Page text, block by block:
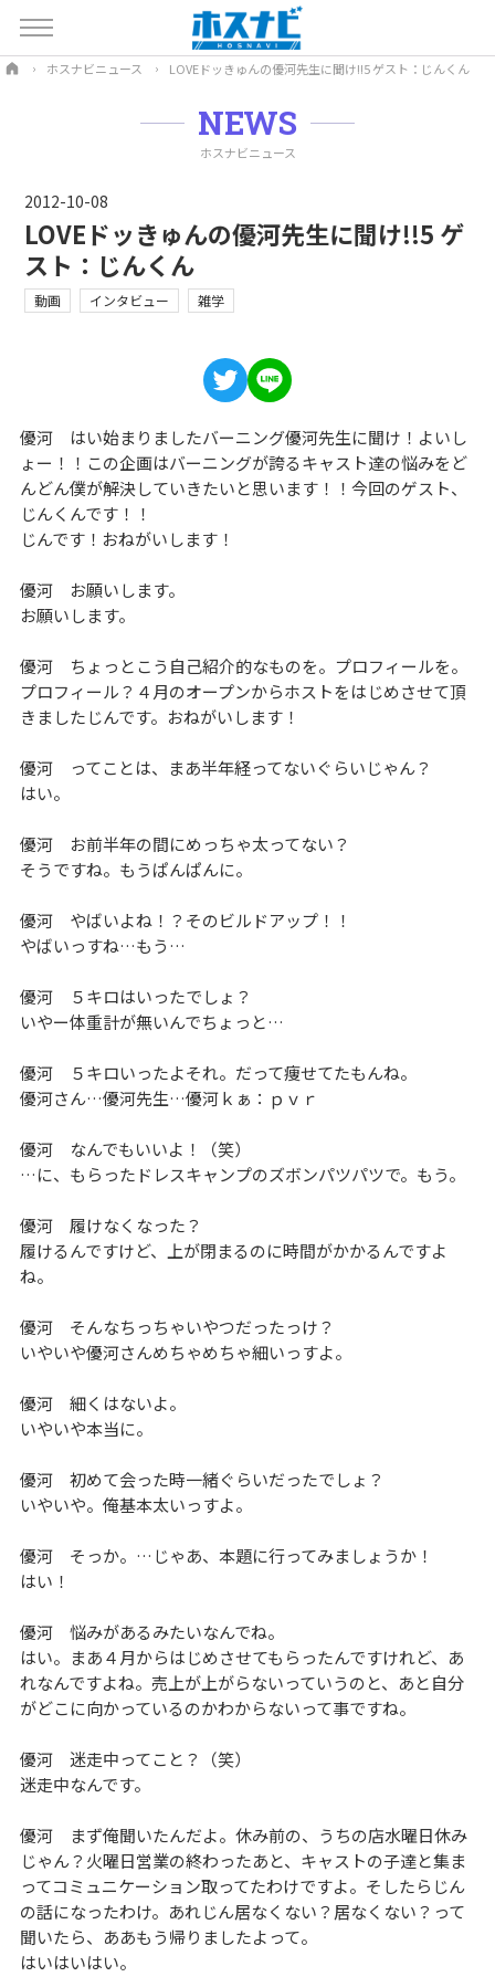
ホスナビニュース LOVEドッきゅんの優河先生に聞け!!5 ゲスト：じんくん
NEWS
ホスナビニュース
2012-10-08
LOVEドッきゅんの優河先生に聞け!!5 ゲ
スト：じんくん
動画 インタビュー 雑学
優河 はい始まりましたバーニング優河先生に聞け！よいし
ょー！！この企画はバーニングが誇るキャスト達の悩みをど
んどん僕が解決していきたいと思います！！今回のゲスト、
じんくんです！！
じんです！おねがいします！
優河 お願いします。
お願いします。
優河 ちょっとこう自己紹介的なものを。プロフィールを。
プロフィール？４月のオープンからホストをはじめさせて頂
きましたじんです。おねがいします！
優河 ってことは、まあ半年経ってないぐらいじゃん？
はい。
優河 お前半年の間にめっちゃ太ってない？
そうですね。もうぱんぱんに。
優河 やばいよね！？そのビルドアップ！！
やばいっすね…もう…
優河 ５キロはいったでしょ？
いやー体重計が無いんでちょっと…
優河 ５キロいったよそれ。だって痩せてたもんね。
優河さん…優河先生…優河ｋぁ：ｐｖｒ
優河 なんでもいいよ！（笑）
…に、もらったドレスキャンプのズボンパツパツで。もう。
優河 履けなくなった？
履けるんですけど、上が閉まるのに時間がかかるんですよ
ね。
優河 そんなちっちゃいやつだったっけ？
いやいや優河さんめちゃめちゃ細いっすよ。
優河 細くはないよ。
いやいや本当に。
優河 初めて会った時一緒ぐらいだったでしょ？
いやいや。俺基本太いっすよ。
優河 そっか。…じゃあ、本題に行ってみましょうか！
はい！
優河 悩みがあるみたいなんでね。
はい。まあ４月からはじめさせてもらったんですけれど、あ
れなんですよね。売上が上がらないっていうのと、あと自分
がどこに向かっているのかわからないって事ですね。
優河 迷走中ってこと？（笑）
迷走中なんです。
優河 まず俺聞いたんだよ。休み前の、うちの店水曜日休み
じゃん？火曜日営業の終わったあと、キャストの子達と集ま
ってコミュニケーション取ってたわけですよ。そしたらじん
の話になったわけ。あれじん居なくない？居なくない？って
聞いたら、ああもう帰りましたよって。
はいはいはい。